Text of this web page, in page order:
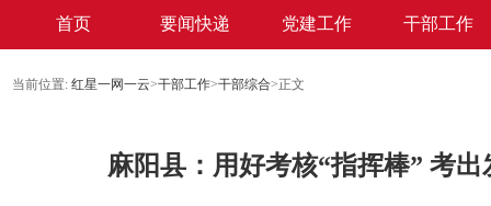
首页 要闻快递 党建工作 干部工作
当前位置: 红星一网一云>干部工作>干部综合>正文
麻阳县：用好考核“指挥棒” 考出